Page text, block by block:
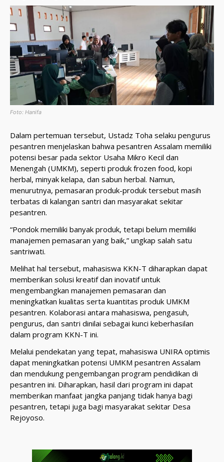
Foto: Hanifa
Dalam pertemuan tersebut, Ustadz Toha selaku pengurus
pesantren menjelaskan bahwa pesantren Assalam memiliki
potensi besar pada sektor Usaha Mikro Kecil dan
Menengah (UMKM), seperti produk frozen food, kopi
herbal, minyak kelapa, dan sabun herbal. Namun,
menurutnya, pemasaran produk-produk tersebut masih
terbatas di kalangan santri dan masyarakat sekitar
pesantren.
“Pondok memiliki banyak produk, tetapi belum memiliki
manajemen pemasaran yang baik,” ungkap salah satu
santriwati.
Melihat hal tersebut, mahasiswa KKN-T diharapkan dapat
memberikan solusi kreatif dan inovatif untuk
mengembangkan manajemen pemasaran dan
meningkatkan kualitas serta kuantitas produk UMKM
pesantren. Kolaborasi antara mahasiswa, pengasuh,
pengurus, dan santri dinilai sebagai kunci keberhasilan
dalam program KKN-T ini.
Melalui pendekatan yang tepat, mahasiswa UNIRA optimis
dapat meningkatkan potensi UMKM pesantren Assalam
dan mendukung pengembangan program pendidikan di
pesantren ini. Diharapkan, hasil dari program ini dapat
memberikan manfaat jangka panjang tidak hanya bagi
pesantren, tetapi juga bagi masyarakat sekitar Desa
Rejoyoso.